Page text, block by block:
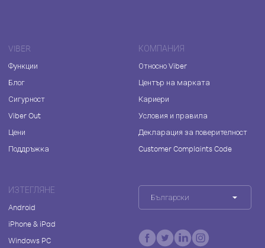
VIBER
Функции
Блог
Сигурност
Viber Out
Цени
Поддръжка
КОМПАНИЯ
Относно Viber
Център на марката
Кариери
Условия и правила
Декларация за поверителност
Customer Complaints Code
ИЗТЕГЛЯНЕ
Android
iPhone & iPad
Windows PC
Български